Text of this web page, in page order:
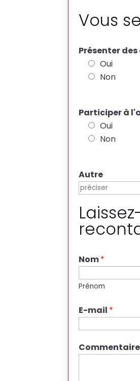
a
l
Vous
Présenter
Oui
Non
Participer à
Oui
Non
Autre
Nom*
Prénom
E-mail *